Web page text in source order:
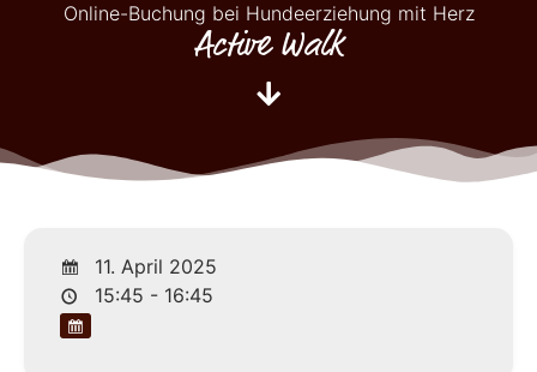
Online-Buchung bei Hundeerziehung mit Herz
Active Walk
11. April 2025
15:45 - 16:45